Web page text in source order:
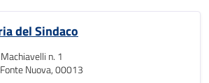
del Sindaco
n. 1
Nuova, 00013